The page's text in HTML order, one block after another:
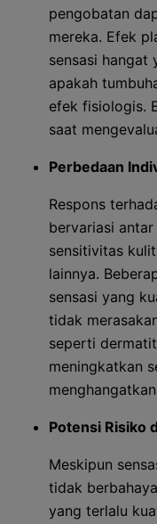
pengobatan
mereka. Efek
sensasi hangat
apakah
efek fisiologis.
saat
Perbedaan
Respons
bervariasi
sensitivitas
lainnya.
sensasi yang
tidak
seperti
meningkatkan
Potensi Risiko
Meskipun
tidak
yang terlalu